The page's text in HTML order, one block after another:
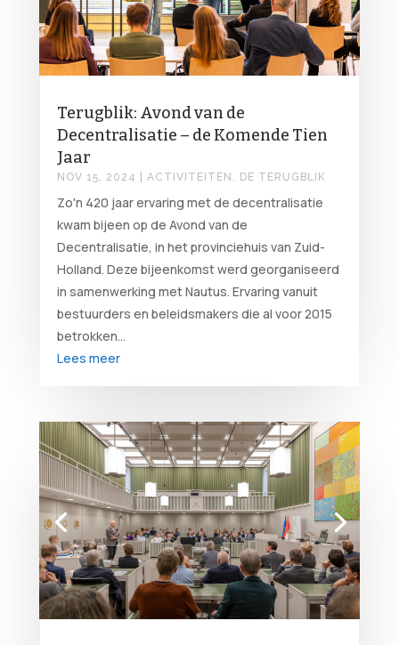
Terugblik: Avond van de
Decentralisatie – de Komende Tien
Jaar
NOV 15, 2024 ACTIVITEITEN , DE TERUGBLIK
Zo'n 420 jaar ervaring met de decentralisatie
kwam bijeen op de Avond van de
Decentralisatie, in het provinciehuis van Zuid-
Holland. Deze bijeenkomst werd georganiseerd
in samenwerking met Nautus. Ervaring vanuit
bestuurders en beleidsmakers die al voor 2015
betrokken...
Lees meer